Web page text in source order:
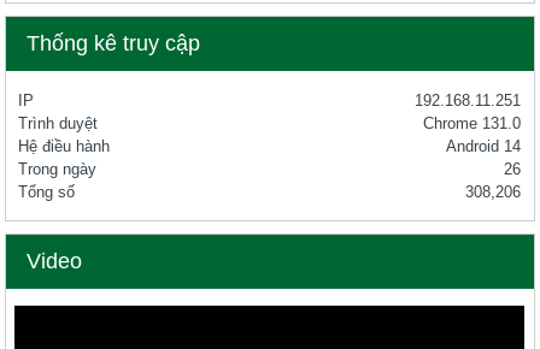
Thống kê truy cập
IP
192.168.11.251
Trình duyệt
Chrome 131.0
Hệ điều hành
Android 14
Trong ngày
26
Tổng số
308,206
Video